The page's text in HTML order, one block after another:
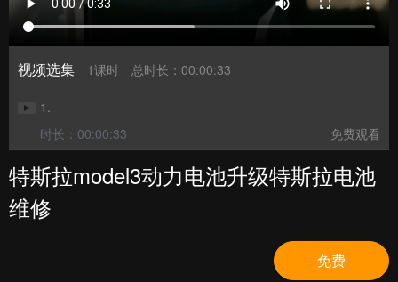
视频选集 1课时 总时长：00:00:33
1.
时长：00:00:33
免费观看
特斯拉model3动力电池升级特斯拉电池
维修
免费